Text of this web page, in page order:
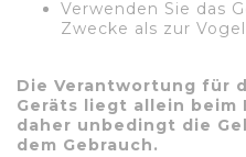
Verwenden Sie das
Zwecke als zur
Die Verantwortung für
Geräts liegt allein beim
daher unbedingt die
dem Gebrauch.